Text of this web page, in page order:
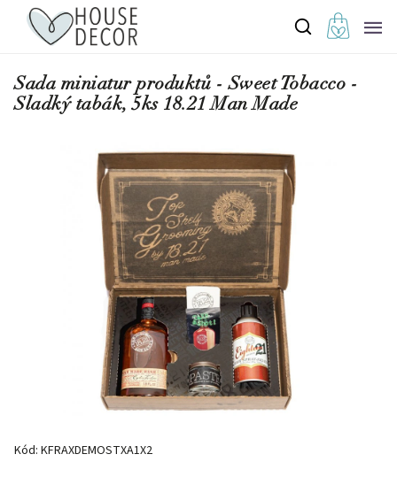
Sada miniatur produktů - Sweet Tobacco -
Sladký tabák, 5ks 18.21 Man Made
Kód: KFRAXDEMOSTXA1X2